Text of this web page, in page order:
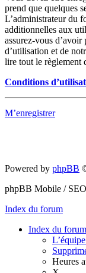
prend que quelques
L’administrateur du
additionnelles aux
assurez-vous
d’utilisation et de
lire tout le règlement
Conditions
M’enregistrer
Powered by phpBB
phpBB Mobile /
Index du forum
Index du forum
Heures